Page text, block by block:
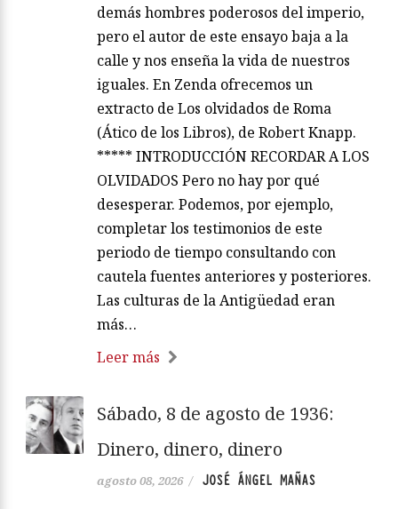
demás hombres poderosos del imperio,
pero el autor de este ensayo baja a la
calle y nos enseña la vida de nuestros
iguales. En Zenda ofrecemos un
extracto de Los olvidados de Roma
(Ático de los Libros), de Robert Knapp.
***** INTRODUCCIÓN RECORDAR A LOS
OLVIDADOS Pero no hay por qué
desesperar. Podemos, por ejemplo,
completar los testimonios de este
periodo de tiempo consultando con
cautela fuentes anteriores y posteriores.
Las culturas de la Antigüedad eran
más…
Leer más
Sábado, 8 de agosto de 1936:
Dinero, dinero, dinero
agosto 08, 2026 / JOSÉ ÁNGEL MAÑAS